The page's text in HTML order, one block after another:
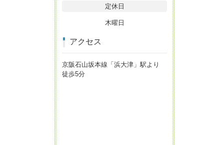
定休日
木曜日
アクセス
京阪石山坂本線「浜大津」駅より
徒歩5分